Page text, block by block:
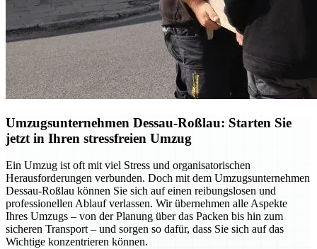
Umzugsunternehmen Dessau-Roßlau: Starten Sie
jetzt in Ihren stressfreien Umzug
Ein Umzug ist oft mit viel Stress und organisatorischen
Herausforderungen verbunden. Doch mit dem Umzugsunternehmen
Dessau-Roßlau können Sie sich auf einen reibungslosen und
professionellen Ablauf verlassen. Wir übernehmen alle Aspekte
Ihres Umzugs – von der Planung über das Packen bis hin zum
sicheren Transport – und sorgen so dafür, dass Sie sich auf das
Wichtige konzentrieren können.